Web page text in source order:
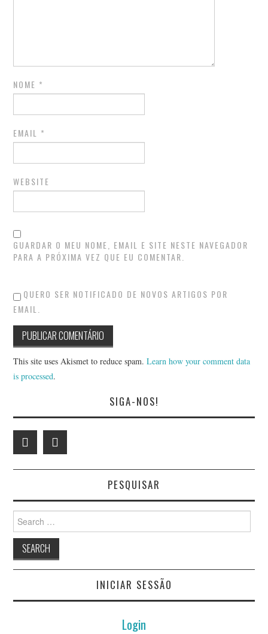
NOME *
EMAIL *
WEBSITE
GUARDAR O MEU NOME, EMAIL E SITE NESTE NAVEGADOR
PARA A PRÓXIMA VEZ QUE EU COMENTAR.
QUERO SER NOTIFICADO DE NOVOS ARTIGOS POR
EMAIL.
This site uses Akismet to reduce spam.Learn how your comment data
is processed.
SIGA-NOS!
PESQUISAR
Search
for:
INICIAR SESSÃO
Login